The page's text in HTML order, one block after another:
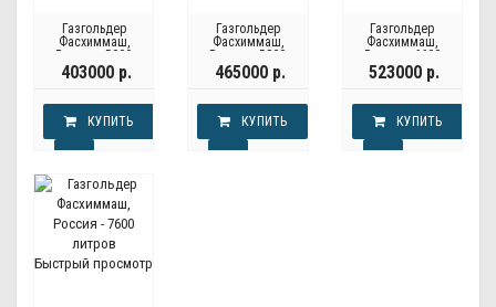
Газгольдер
Фасхиммаш,
Россия - 5000
литров
403000 р.
КУПИТЬ
Газгольдер
Фасхиммаш,
Россия - 5800
литров
465000 р.
КУПИТЬ
Газгольдер
Фасхиммаш,
Россия - 6600
литров
523000 р.
КУПИТЬ
Быстрый просмотр